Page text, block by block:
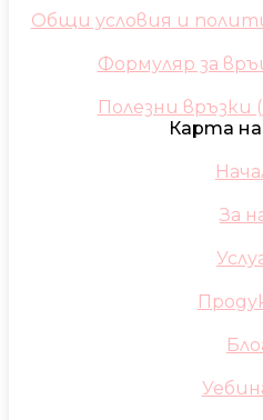
Общи условия и
Формуляр за
Полезни връзки
Карта
За